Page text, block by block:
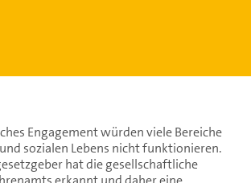
Engagement würden viele Bereiche
sozialen Lebens nicht funktionieren.
hat die gesellschaftliche